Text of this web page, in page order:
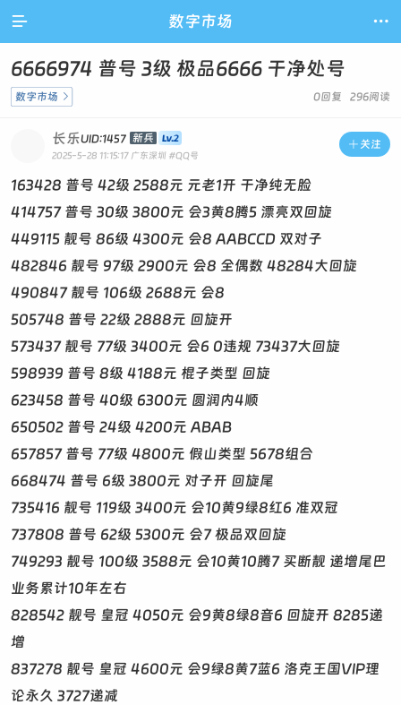
 数字市场 
6666974 普号 3级 极品6666 干净处号
0回复 296阅读
数字市场 
 关注
长乐UID:1457 新兵
2025-5-28 11:15:17 广东深圳 #QQ号
163428 普号 42级 2588元 元老1开 干净纯无脸
414757 普号 30级 3800元 会3黄8腾5 漂亮双回旋
449115 靓号 86级 4300元 会8 AABCCD 双对子
482846 靓号 97级 2900元 会8 全偶数 48284大回旋
490847 靓号 106级 2688元 会8
505748 普号 22级 2888元 回旋开
573437 靓号 77级 3400元 会6 0违规 73437大回旋
598939 普号 8级 4188元 棍子类型 回旋
623458 普号 40级 6300元 圆润内4顺
650502 普号 24级 4200元 ABAB
657857 普号 77级 4800元 假山类型 5678组合
668474 普号 6级 3800元 对子开 回旋尾
735416 靓号 119级 3400元 会10黄9绿8红6 准双冠
737808 普号 62级 5300元 会7 极品双回旋
749293 靓号 100级 3588元 会10黄10腾7 买断靓 递增尾巴
业务累计10年左右
828542 靓号 皇冠 4050元 会9黄8绿8音6 回旋开 8285递
增
837278 靓号 皇冠 4600元 会9绿8黄7蓝6 洛克王国VIP理
论永久 3727递减